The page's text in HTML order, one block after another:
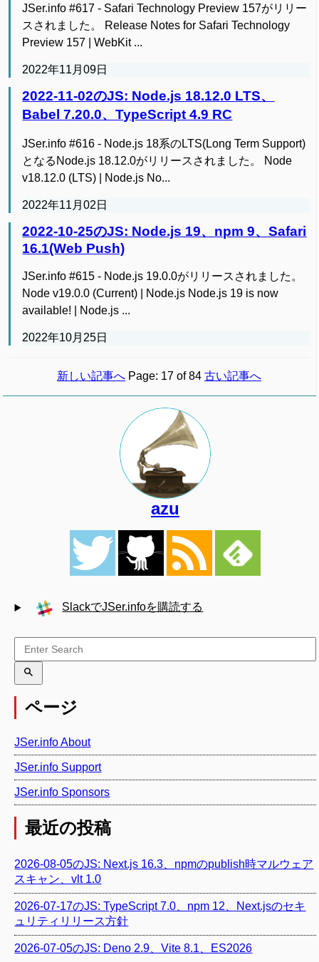
JSer.info #617 - Safari Technology Preview 157がリリー
スされました。 Release Notes for Safari Technology
Preview 157 | WebKit ...
2022年11月09日
2022-11-02のJS: Node.js 18.12.0 LTS、
Babel 7.20.0、TypeScript 4.9 RC
JSer.info #616 - Node.js 18系のLTS(Long Term Support)
となるNode.js 18.12.0がリリースされました。 Node
v18.12.0 (LTS) | Node.js No...
2022年11月02日
2022-10-25のJS: Node.js 19、npm 9、Safari
16.1(Web Push)
JSer.info #615 - Node.js 19.0.0がリリースされました。
Node v19.0.0 (Current) | Node.js Node.js 19 is now
available! | Node.js ...
2022年10月25日
新しい記事へ Page: 17 of 84 古い記事へ
azu
SlackでJSer.infoを購読する
ページ
JSer.info About
JSer.info Support
JSer.info Sponsors
最近の投稿
2026-08-05のJS: Next.js 16.3、npmのpublish時マルウェア
スキャン、vlt 1.0
2026-07-17のJS: TypeScript 7.0、npm 12、Next.jsのセキ
ュリティリリース方針
2026-07-05のJS: Deno 2.9、Vite 8.1、ES2026